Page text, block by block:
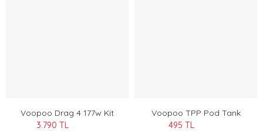
Voopoo Drag 4 177w Kit
3.790 TL
Voopoo TPP Pod Tank
495 TL